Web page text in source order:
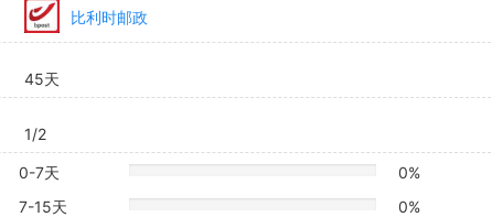
比利时邮政
45天
1/2
0-7天
Complete
0%
7-15天
0%